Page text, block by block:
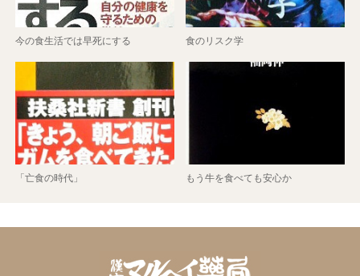
今の食生活では早死にする 食のリスク学
「亡食の時代」 もう牛を食べても安心か